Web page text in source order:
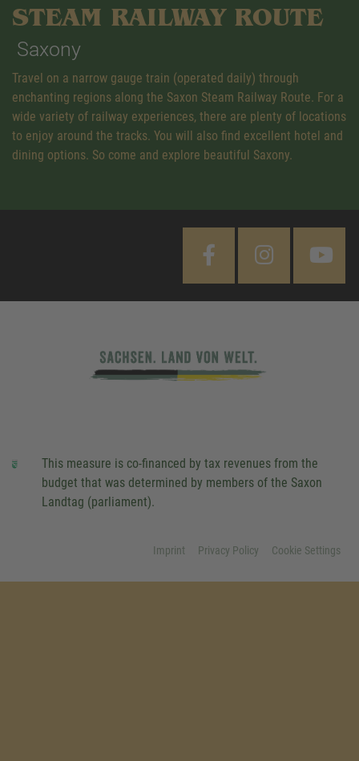
STEAM RAILWAY ROUTE
Saxony
Travel on a narrow gauge train (operated daily) through
enchanting regions along the Saxon Steam Railway Route. For a
wide variety of railway experiences, there are plenty of locations
to enjoy around the tracks. You will also find excellent hotel and
dining options. So come and explore beautiful Saxony.
This measure is co-financed by tax revenues from the
budget that was determined by members of the Saxon
Landtag (parliament).
Imprint Privacy Policy Cookie Settings